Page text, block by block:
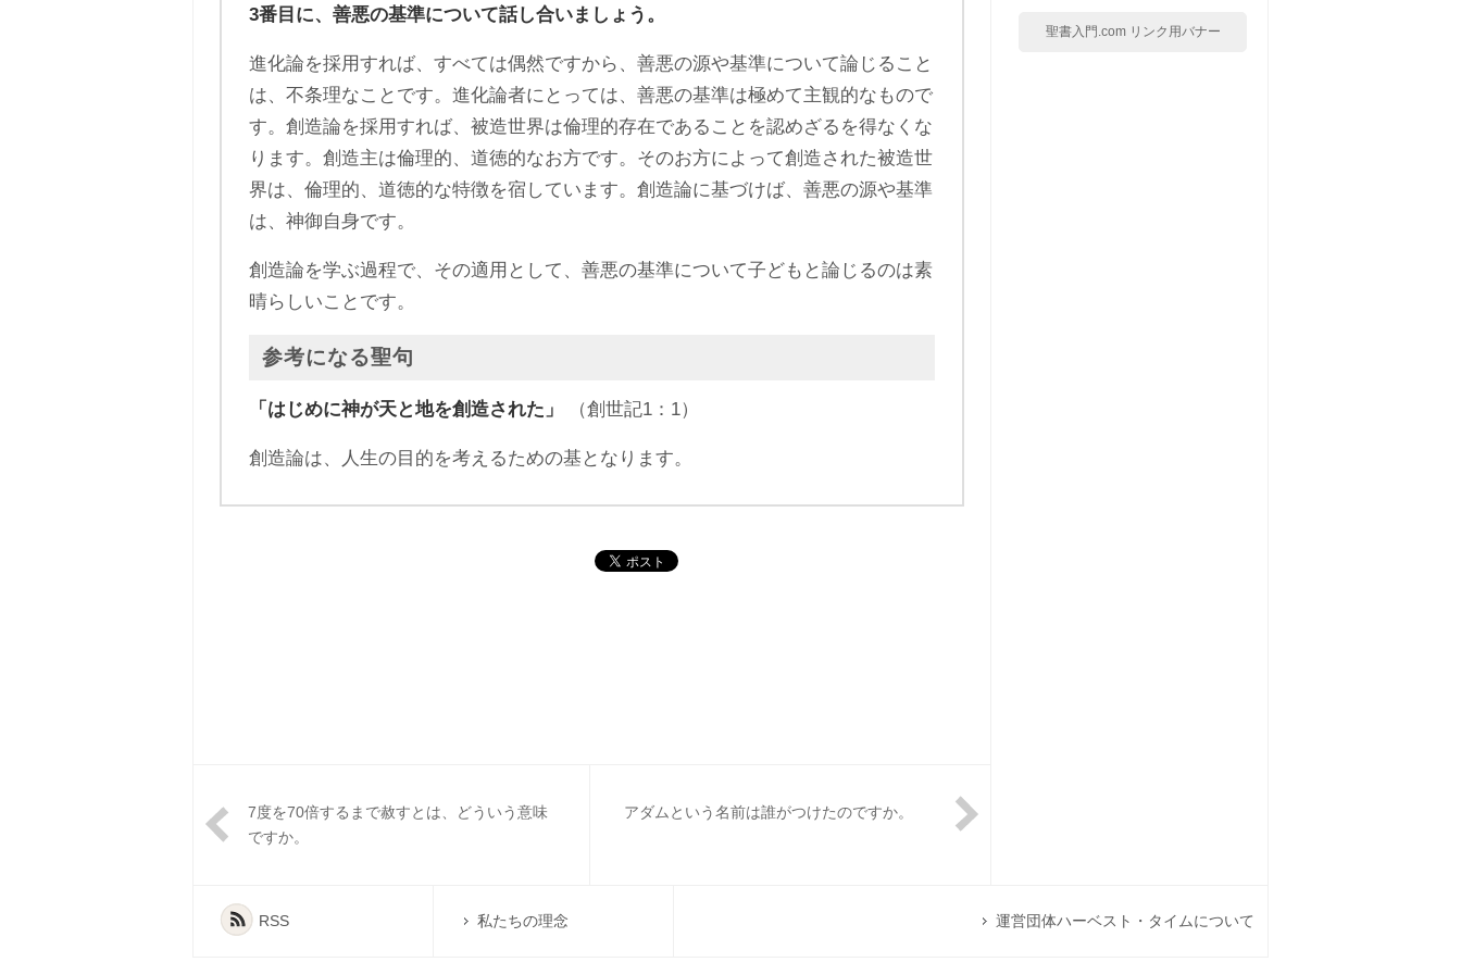
3番目に、善悪の基準について話し合いましょう。
進化論を採用すれば、すべては偶然ですから、善悪の源や基準について論じること
は、不条理なことです。進化論者にとっては、善悪の基準は極めて主観的なもので
す。創造論を採用すれば、被造世界は倫理的存在であることを認めざるを得なくな
ります。創造主は倫理的、道徳的なお方です。そのお方によって創造された被造世
界は、倫理的、道徳的な特徴を宿しています。創造論に基づけば、善悪の源や基準
は、神御自身です。
創造論を学ぶ過程で、その適用として、善悪の基準について子どもと論じるのは素
晴らしいことです。
参考になる聖句
「はじめに神が天と地を創造された」 （創世記1：1）
創造論は、人生の目的を考えるための基となります。
7度を70倍するまで赦すとは、どういう意味
ですか。
アダムという名前は誰がつけたのですか。
聖書入門.com リンク用バナー
RSS 私たちの理念 運営団体ハーベスト・タイムについて